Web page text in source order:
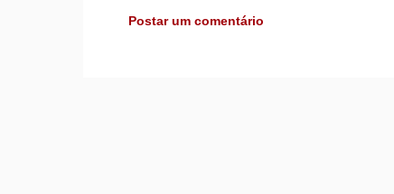
Postar um comentário